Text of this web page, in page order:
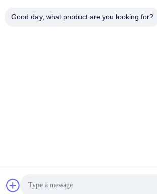
Wenzhou Enjoy Packaging Material
Good day, what product are you looking for?